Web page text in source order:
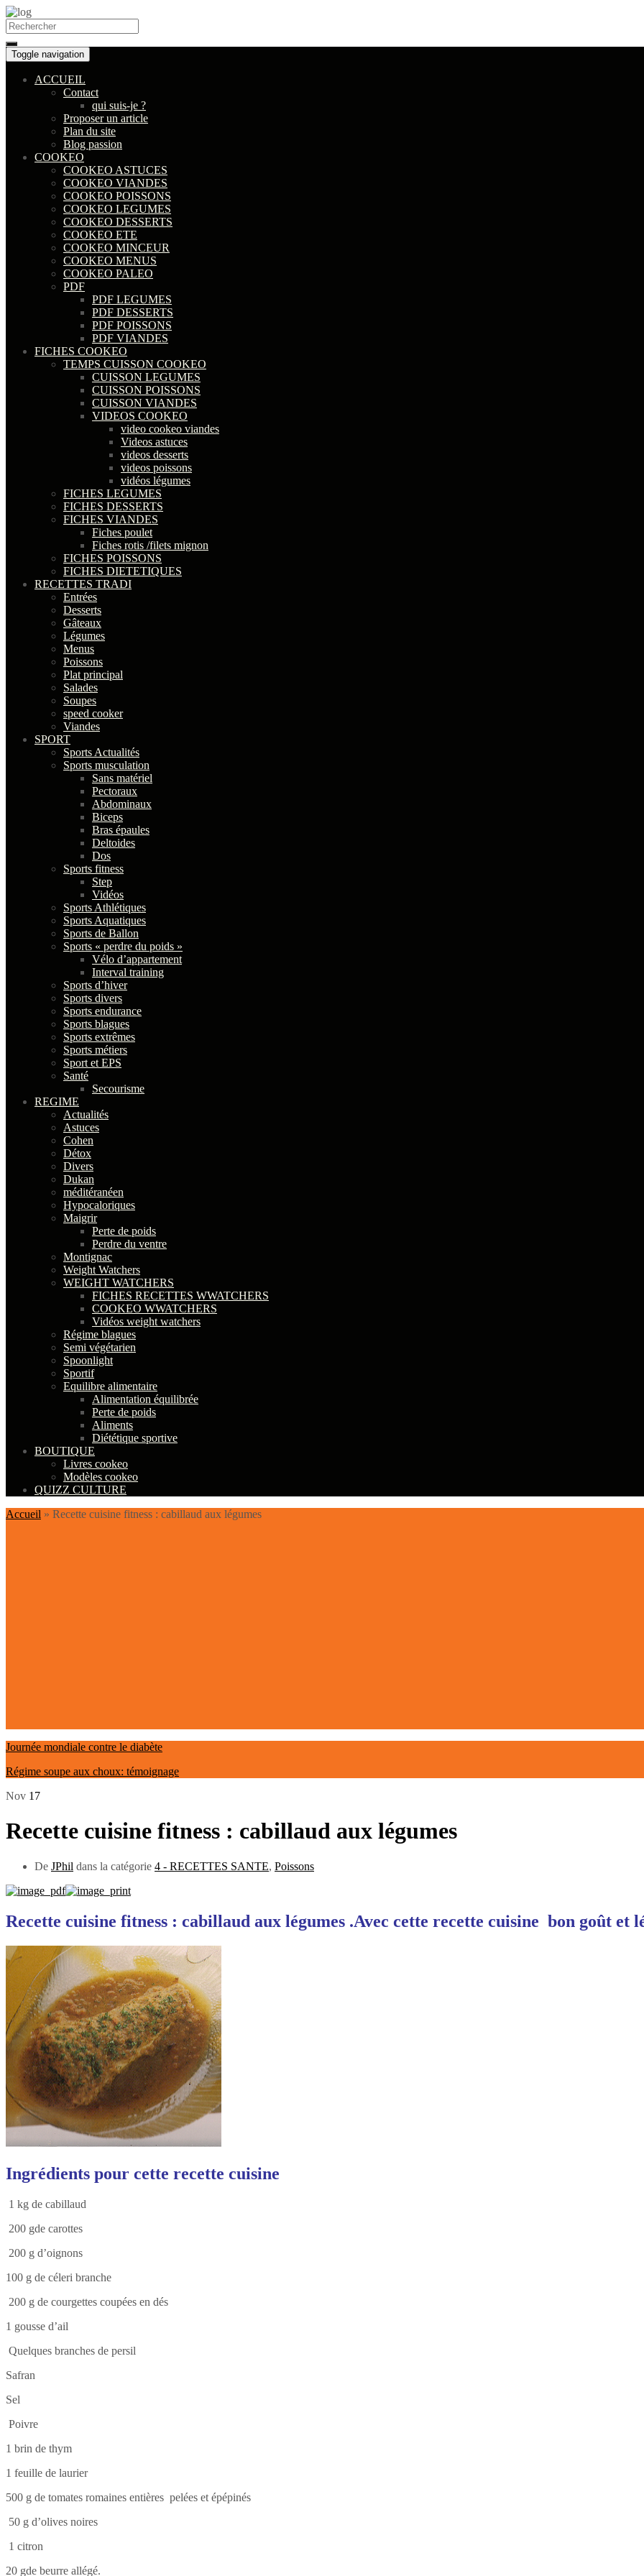
Search
for:
Toggle navigation
ACCUEIL
Contact
qui suis-je ?
Proposer un article
Plan du site
Blog passion
COOKEO
COOKEO ASTUCES
COOKEO VIANDES
COOKEO POISSONS
COOKEO LEGUMES
COOKEO DESSERTS
COOKEO ETE
COOKEO MINCEUR
COOKEO MENUS
COOKEO PALEO
PDF
PDF LEGUMES
PDF DESSERTS
PDF POISSONS
PDF VIANDES
FICHES COOKEO
TEMPS CUISSON COOKEO
CUISSON LEGUMES
CUISSON POISSONS
CUISSON VIANDES
VIDEOS COOKEO
video cookeo viandes
Videos astuces
videos desserts
videos poissons
vidéos légumes
FICHES LEGUMES
FICHES DESSERTS
FICHES VIANDES
Fiches poulet
Fiches rotis /filets mignon
FICHES POISSONS
FICHES DIETETIQUES
RECETTES TRADI
Entrées
Desserts
Gâteaux
Légumes
Menus
Poissons
Plat principal
Salades
Soupes
speed cooker
Viandes
SPORT
Sports Actualités
Sports musculation
Sans matériel
Pectoraux
Abdominaux
Biceps
Bras épaules
Deltoides
Dos
Sports fitness
Step
Vidéos
Sports Athlétiques
Sports Aquatiques
Sports de Ballon
Sports « perdre du poids »
Vélo d’appartement
Interval training
Sports d’hiver
Sports divers
Sports endurance
Sports blagues
Sports extrêmes
Sports métiers
Sport et EPS
Santé
Secourisme
REGIME
Actualités
Astuces
Cohen
Détox
Divers
Dukan
méditéranéen
Hypocaloriques
Maigrir
Perte de poids
Perdre du ventre
Montignac
Weight Watchers
WEIGHT WATCHERS
FICHES RECETTES WWATCHERS
COOKEO WWATCHERS
Vidéos weight watchers
Régime blagues
Semi végétarien
Spoonlight
Sportif
Equilibre alimentaire
Alimentation équilibrée
Perte de poids
Aliments
Diététique sportive
BOUTIQUE
Livres cookeo
Modèles cookeo
QUIZZ CULTURE
Accueil » Recette cuisine fitness : cabillaud aux légumes
Journée mondiale contre le diabète
Régime soupe aux choux: témoignage
Nov 17
Recette cuisine fitness : cabillaud aux légumes
De JPhil dans la catégorie 4 - RECETTES SANTE, Poissons
Recette cuisine fitness : cabillaud aux légumes .Avec cette recette cuisine bon goût et
Ingrédients pour cette recette cuisine
1 kg de cabillaud
200 gde carottes
200 g d’oignons
100 g de céleri branche
200 g de courgettes coupées en dés
1 gousse d’ail
Quelques branches de persil
Safran
Sel
Poivre
1 brin de thym
1 feuille de laurier
500 g de tomates romaines entières pelées et épépinés
50 g d’olives noires
1 citron
20 gde beurre allégé.